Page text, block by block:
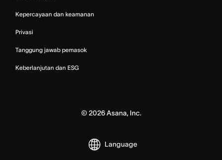
Kepercayaan dan keamanan
Privasi
Tanggung jawab pemasok
Keberlanjutan dan ESG
© 2026Asana, Inc.
Language